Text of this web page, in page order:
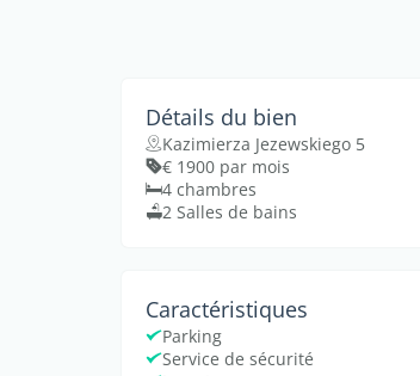
Détails du bien
Kazimierza Jezewskiego 5
€ 1900 par mois
4 chambres
2 Salles de bains
Caractéristiques
Parking
Service de sécurité